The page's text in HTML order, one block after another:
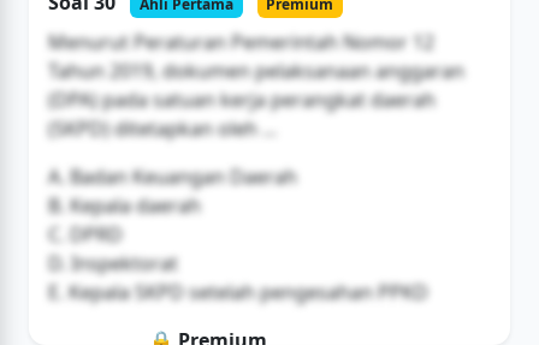
Buka Akses
Ahli Pertama Premium
Menurut Peraturan Pemerintah Nomor 12
Tahun 2019, dokumen pelaksanaan anggaran
(DPA) pada satuan kerja perangkat daerah
(SKPD) ditetapkan oleh ...
A. Badan Keuangan Daerah
B. Kepala daerah
C. DPRD
D. Inspektorat
E. Kepala SKPD setelah pengesahan PPKD